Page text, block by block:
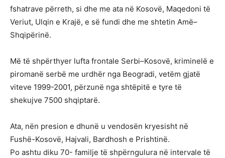
fshatrave përreth, si dhe me ata në Kosovë, Maqedoni të
Veriut, Ulqin e Krajë, e së fundi dhe me shtetin Amë–
Shqipërinë.
Më të shpërthyer lufta frontale Serbi–Kosovë, kriminelë e
piromanë serbë me urdhër nga Beogradi, vetëm gjatë
viteve 1999-2001, përzunë nga shtëpitë e tyre të
shekujve 7500 shqiptarë.
Ata, nën presion e dhunë u vendosën kryesisht në
Fushë-Kosovë, Hajvali, Bardhosh e Prishtinë.
Po ashtu diku 70- familje të shpërngulura në intervale të